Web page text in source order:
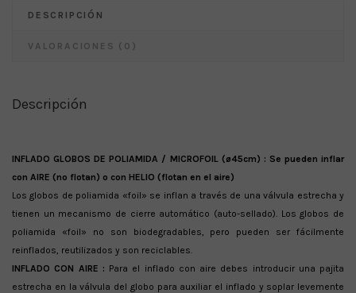
DESCRIPCIÓN
VALORACIONES (0)
Descripción
INFLADO GLOBOS DE POLIAMIDA / MICROFOIL (ø45cm) : Se pueden inflar
con AIRE (no flotan) o con HELIO (flotan en el aire)
Los globos de poliamida «foil» se inflan a través de una válvula estrecha y
tienen un mecanismo de cierre automático (auto-sellado). Los globos de
poliamida «foil» no son biodegradables, pero pueden ser fácilmente
reinflados, reutilizados y son reciclables.
INFLADO CON AIRE : Para el inflado con aire debes introducir una pajita
estrecha en la válvula del globo para auxiliar el inflado y soplar levemente